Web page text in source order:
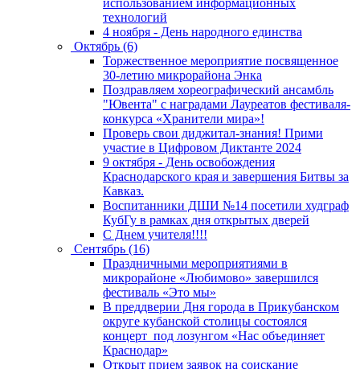
технологий
4 ноября - День народного единства
Октябрь (6)
Торжественное мероприятие посвященное
30-летию микрорайона Энка
Поздравляем хореографический ансамбль
"Ювента" с наградами Лауреатов фестиваля-
конкурса «Хранители мира»!
Проверь свои диджитал-знания! Прими
участие в Цифровом Диктанте 2024
9 октября - День освобождения
Краснодарского края и завершения Битвы за
Кавказ.
Воспитанники ДШИ №14 посетили худграф
КубГу в рамках дня открытых дверей
С Днем учителя!!!!
Сентябрь (16)
Праздничными мероприятиями в
микрорайоне «Любимово» завершился
фестиваль «Это мы»
В преддверии Дня города в Прикубанском
округе кубанской столицы состоялся
концерт под лозунгом «Нас объединяет
Краснодар»
Открыт прием заявок на соискание